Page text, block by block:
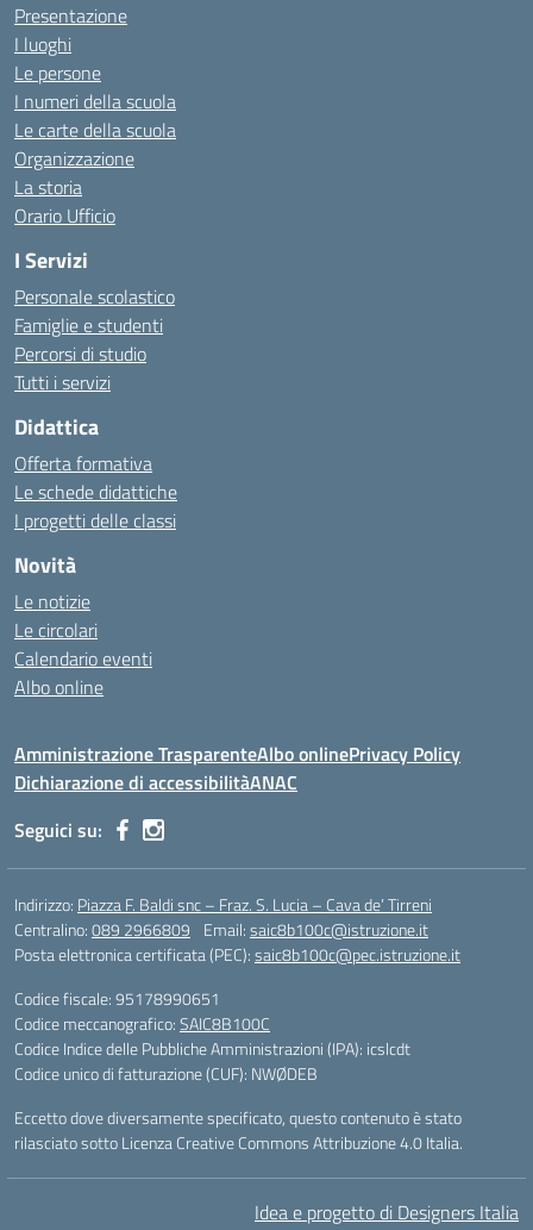
Presentazione
I luoghi
Le persone
I numeri della scuola
Le carte della scuola
Organizzazione
La storia
Orario Ufficio
I Servizi
Personale scolastico
Famiglie e studenti
Percorsi di studio
Tutti i servizi
Didattica
Offerta formativa
Le schede didattiche
I progetti delle classi
Novità
Le notizie
Le circolari
Calendario eventi
Albo online
Amministrazione TrasparenteAlbo onlinePrivacy Policy
Dichiarazione di accessibilitàANAC
Seguici su:
Indirizzo: Piazza F. Baldi snc – Fraz. S. Lucia – Cava de’ Tirreni
Centralino:089 2966809 Email:saic8b100c@istruzione.it
Posta elettronica certificata (PEC):saic8b100c@pec.istruzione.it
Codice fiscale: 95178990651
Codice meccanografico:SAIC8B100C
Codice Indice delle Pubbliche Amministrazioni (IPA): icslcdt
Codice unico di fatturazione (CUF): NWØDEB
Eccetto dove diversamente specificato, questo contenuto è stato
rilasciato sotto Licenza Creative Commons Attribuzione 4.0 Italia.
Idea e progetto di Designers Italia